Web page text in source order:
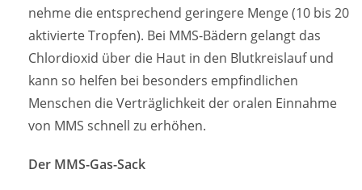
nehme die entsprechend geringere Menge (10 bis 20
aktivierte Tropfen). Bei MMS-Bädern gelangt das
Chlordioxid über die Haut in den Blutkreislauf und
kann so helfen bei besonders empfindlichen
Menschen die Verträglichkeit der oralen Einnahme
von MMS schnell zu erhöhen.
Der MMS-Gas-Sack